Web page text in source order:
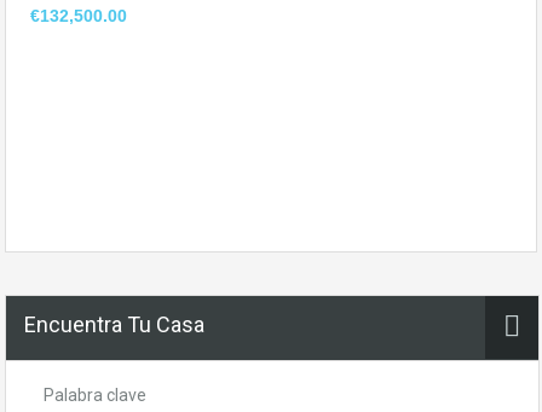
€132,500.00
Encuentra Tu Casa
Palabra clave